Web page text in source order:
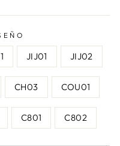
JIJ01 JIJ02
CH03 COU01
C801 C802